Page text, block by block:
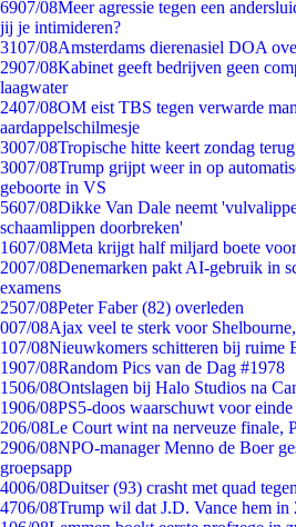
6907/08Meer agressie tegen een
jij je intimideren?
3107/08Amsterdams dierenasiel DOA
2907/08Kabinet geeft bedrijven geen
laagwater
2407/08OM eist TBS tegen verwarde
aardappelschilmesje
3007/08Tropische hitte keert zondag
3007/08Trump grijpt weer in op
geboorte in VS
5607/08Dikke Van Dale neemt
schaamlippen doorbreken'
1607/08Meta krijgt half miljard boete
2007/08Denemarken pakt AI-gebruik in
examens
2507/08Peter Faber (82) overleden
007/08Ajax veel te sterk voor
107/08Nieuwkomers schitteren bij ruime
1907/08Random Pics van de Dag #1978
1506/08Ontslagen bij Halo Studios na
1906/08PS5-doos waarschuwt voor
206/08Le Court wint na nerveuze finale,
2906/08NPO-manager Menno de Boer
groepsapp
4006/08Duitser (93) crasht met quad
4706/08Trump wil dat J.D. Vance hem in